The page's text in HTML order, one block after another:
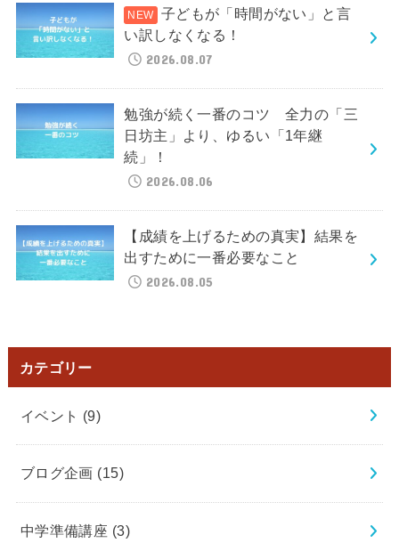
子どもが「時間がない」と言
い訳しなくなる！
2026.08.07
勉強が続く一番のコツ 全力の「三
日坊主」より、ゆるい「1年継
続」！
2026.08.06
【成績を上げるための真実】結果を
出すために一番必要なこと
2026.08.05
カテゴリー
イベント (9)
ブログ企画 (15)
中学準備講座 (3)